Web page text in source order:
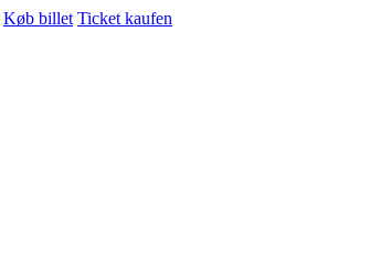
Køb billet Ticket kaufen